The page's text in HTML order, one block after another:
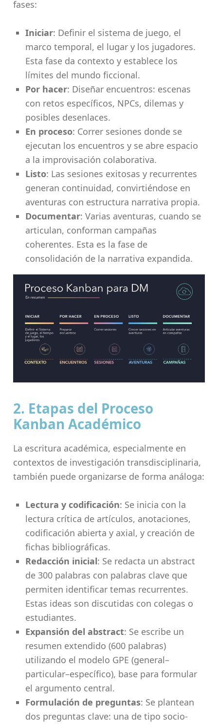
fases:
Iniciar: Definir el sistema de juego, el
marco temporal, el lugar y los jugadores.
Esta fase da contexto y establece los
límites del mundo ficcional.
Por hacer: Diseñar encuentros: escenas
con retos específicos, NPCs, dilemas y
posibles desenlaces.
En proceso: Correr sesiones donde se
ejecutan los encuentros y se abre espacio
a la improvisación colaborativa.
Listo: Las sesiones exitosas y recurrentes
generan continuidad, convirtiéndose en
aventuras con estructura narrativa propia.
Documentar: Varias aventuras, cuando se
articulan, conforman campañas
coherentes. Esta es la fase de
consolidación de la narrativa expandida.
2. Etapas del Proceso
Kanban Académico
La escritura académica, especialmente en
contextos de investigación transdisciplinaria,
también puede organizarse de forma análoga:
Lectura y codificación: Se inicia con la
lectura crítica de artículos, anotaciones,
codificación abierta y axial, y creación de
fichas bibliográficas.
Redacción inicial: Se redacta un abstract
de 300 palabras con palabras clave que
permiten identificar temas recurrentes.
Estas ideas son discutidas con colegas o
estudiantes.
Expansión del abstract: Se escribe un
resumen extendido (600 palabras)
utilizando el modelo GPE (general–
particular–específico), base para formular
el argumento central.
Formulación de preguntas: Se plantean
dos preguntas clave: una de tipo socio-